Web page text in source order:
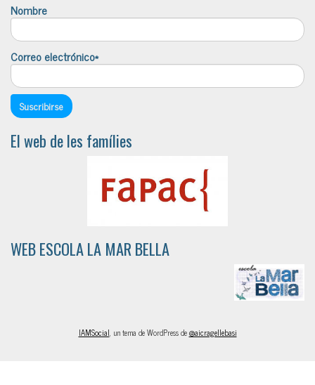
Nombre
Correo electrónico*
El web de les famílies
WEB ESCOLA LA MAR BELLA
IAMSocial, un tema de WordPress de@aicragellebasi